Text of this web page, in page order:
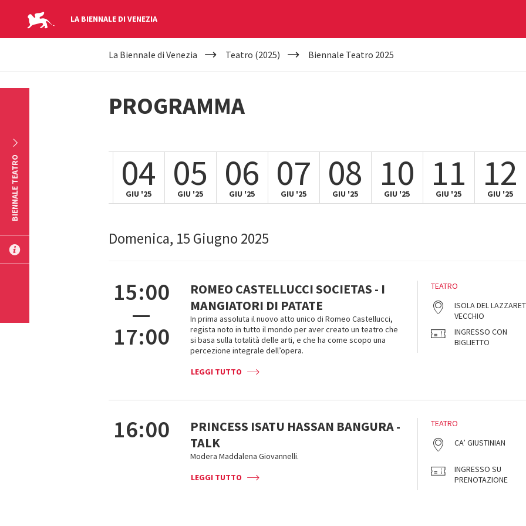
LA BIENNALE DI VENEZIA
YOUR
HERE
La Biennale di Venezia Teatro (2025) Biennale Teatro 2025
PROGRAMMA
04
GIU '25 05
GIU '25 06
GIU '25 07
GIU '25 08
GIU '25 10
GIU '25 11
GIU '25 12
GIU '25
Domenica, 15 Giugno 2025
INVIA
15:00
—
17:00
ROMEO CASTELLUCCI SOCIETAS - I
MANGIATORI DI PATATE
In prima assoluta il nuovo atto unico di Romeo Castellucci,
regista noto in tutto il mondo per aver creato un teatro che
si basa sulla totalità delle arti, e che ha come scopo una
percezione integrale dell’opera.
LEGGI TUTTO
TEATRO
ISOLA DEL
VECCHIO
INGRESSO CON
BIGLIETTO
16:00
PRINCESS ISATU HASSAN BANGURA -
TALK
Modera Maddalena Giovannelli.
LEGGI TUTTO
TEATRO
CA’ GIUSTINIAN
INGRESSO SU
PRENOTAZIONE
BIENNALE TEATRO